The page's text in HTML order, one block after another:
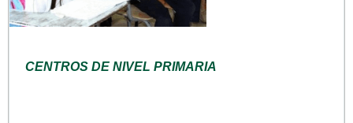
CENTROS DE NIVEL PRIMARIA